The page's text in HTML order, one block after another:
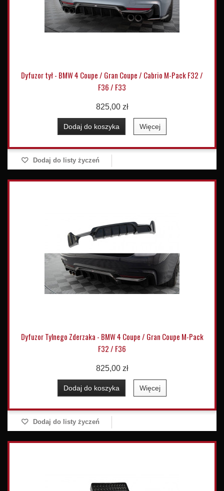
Dyfuzor tył - BMW 4 Coupe / Gran Coupe / Cabrio M-Pack F32 /
F36 / F33
825,00 zł
Dodaj do koszyka Więcej
Dodaj do listy życzeń
Dyfuzor Tylnego Zderzaka - BMW 4 Coupe / Gran Coupe M-Pack
F32 / F36
825,00 zł
Dodaj do koszyka Więcej
Dodaj do listy życzeń